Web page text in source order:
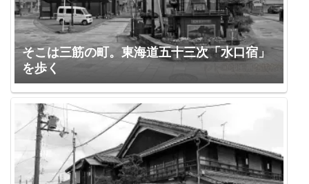
そこは三筋の町。東海道五十三次「水口宿」
を歩く